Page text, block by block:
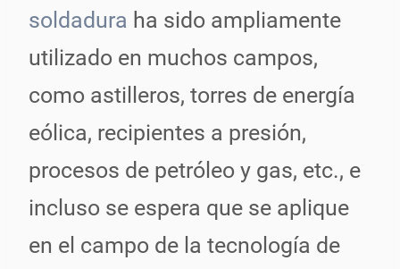
soldadura ha sido ampliamente
utilizado en muchos campos,
como astilleros, torres de energía
eólica, recipientes a presión,
procesos de petróleo y gas, etc., e
incluso se espera que se aplique
en el campo de la tecnología de